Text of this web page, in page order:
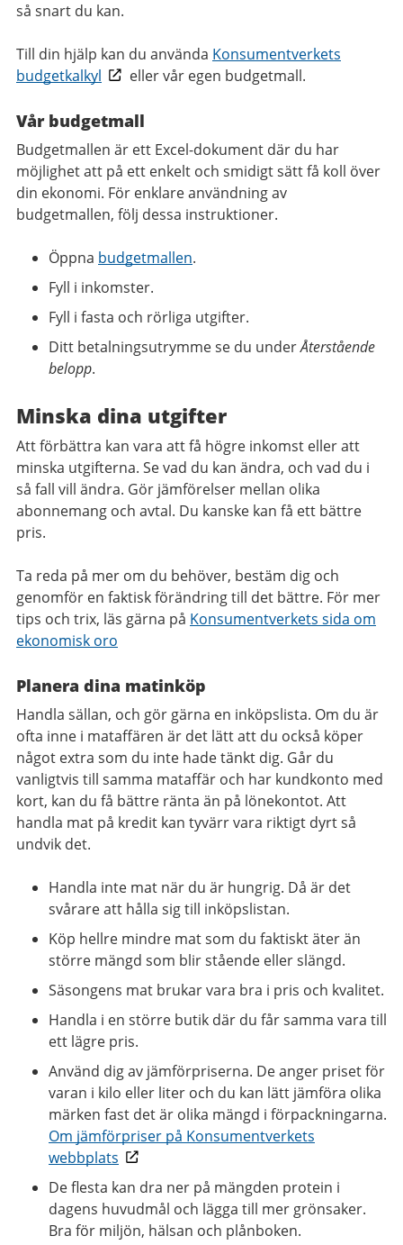
så snart du kan.
Till din hjälp kan du använda Konsumentverkets
budgetkalkyl
eller vår egen budgetmall.
Vår budgetmall
Budgetmallen är ett Excel-dokument där du har
möjlighet att på ett enkelt och smidigt sätt få koll över
din ekonomi. För enklare användning av
budgetmallen, följ dessa instruktioner.
Öppna budgetmallen.
Fyll i inkomster.
Fyll i fasta och rörliga utgifter.
Ditt betalningsutrymme se du underÅterstående
belopp.
Minska dina utgifter
Att förbättra kan vara att få högre inkomst eller att
minska utgifterna. Se vad du kan ändra, och vad du i
så fall vill ändra. Gör jämförelser mellan olika
abonnemang och avtal. Du kanske kan få ett bättre
pris.
Ta reda på mer om du behöver, bestäm dig och
genomför en faktisk förändring till det bättre. För mer
tips och trix, läs gärna på Konsumentverkets sida om
ekonomisk oro
Planera dina matinköp
Handla sällan, och gör gärna en inköpslista. Om du är
ofta inne i mataffären är det lätt att du också köper
något extra som du inte hade tänkt dig. Går du
vanligtvis till samma mataffär och har kundkonto med
kort, kan du få bättre ränta än på lönekontot. Att
handla mat på kredit kan tyvärr vara riktigt dyrt så
undvik det.
Handla inte mat när du är hungrig. Då är det
svårare att hålla sig till inköpslistan.
Köp hellre mindre mat som du faktiskt äter än
större mängd som blir stående eller slängd.
Säsongens mat brukar vara bra i pris och kvalitet.
Handla i en större butik där du får samma vara till
ett lägre pris.
Använd dig av jämförpriserna. De anger priset för
varan i kilo eller liter och du kan lätt jämföra olika
märken fast det är olika mängd i förpackningarna.
Om jämförpriser på Konsumentverkets
webbplats
De flesta kan dra ner på mängden protein i
dagens huvudmål och lägga till mer grönsaker.
Bra för miljön, hälsan och plånboken.